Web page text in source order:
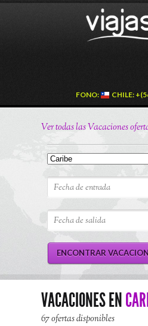
FONO: CHILE:
Ver todas las Vacaciones
VACACIONES EN
67 ofertas disponibles